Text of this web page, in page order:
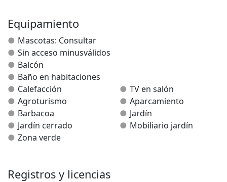
Equipamiento
Mascotas: Consultar
Sin acceso minusválidos
Balcón
Baño en habitaciones
Calefacción
TV en salón
Agroturismo
Aparcamiento
Barbacoa
Jardín
Jardín cerrado
Mobiliario jardín
Zona verde
Registros y licencias